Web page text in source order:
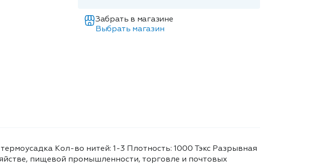
Забрать в магазине
Выбрать магазин
Кол-во нитей: 1-3 Плотность: 1000 Тэкс Разрывная
пищевой промышленности, торговле и почтовых